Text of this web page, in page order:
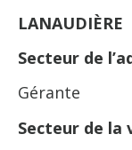
LANAUDIÈRE
Secteur de
Gérante
Secteur de la